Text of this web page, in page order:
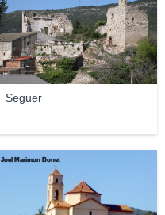
Seguer
Joel Marimon Bonet